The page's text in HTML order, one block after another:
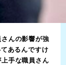
んの影響が強
あるんですけ
手な職員さん